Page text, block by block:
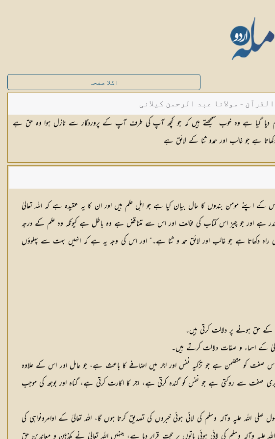
اگلا صفحہ
- مولانا عبد الرحمن کیلانی
دیا گیا ہے وہ خوب سمجھتے ہیں کہ جو کچھ آپ کی طرف آپ کے پروردگار سے نازل ہوا وہ حق ہے
ہے جو غالب اور حمدو ثنا کے لائق ہے
اپنے مومن بندوں کا حال بیان کیا ہے جو اہل علم ہیں اور ان کا یہ عقیدہ ہے کہ اللہ تعالیٰ
ہے اور جو چیز اس کتاب کی مخالف اور اس سے متناقض ہے وہ باطل ہے کیونکہ وہ علم کے درجہ
راہ دکھاتا ہے جو غالب اور لائق حمد و ثنا ہے۔“ اور اس کی وجہ یہ ہے کہ انہیں بہت سے پہلوؤں
حق ہونے پر دلالت کرتی ہیں۔
کے اسماء و صفات دلالت کرتے ہیں۔
اس صفت کو متضمن ہے جو تزکیہ نفس اور اجر میں اضافے کا باعث ہے، جو عامل اور اس کے علاوہ
صفت سے روکتی ہے جو نفس کو گندہ کرتی ہے، اجر کا اکارت کرتی ہے، گناہ اور بوجھ کی موجب
علیہ وآلہ وسلم کی لائی ہوئی خبروں کی تصدیق کرتا ہوں گا، اللہ تعالیٰ کے اوامرونواہی کی
وآلہ وسلم کی لائی ہوئی باتوں پر حجت قرار دیا ہے، جنہیں اللہ تعالیٰ نے مکذبین و معاندین حق